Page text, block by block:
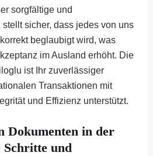
sorgfältige und
sicher, dass jedes von uns
beglaubigt wird, was
im Ausland erhöht. Die
ist Ihr zuverlässiger
Transaktionen mit
und Effizienz unterstützt.
Dokumenten in der
und